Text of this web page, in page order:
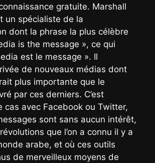
gratuite. Marshall
un spécialiste de la
dont la phrase la plus célèbre
is the message », ce qui
est le message ». Il
de nouveaux médias dont
plus importante que le
par ces derniers. C’est
cas avec Facebook ou Twitter,
sont sans aucun intérêt,
que l’on a connu il y a
arabe, et où ces outils
de merveilleux moyens de